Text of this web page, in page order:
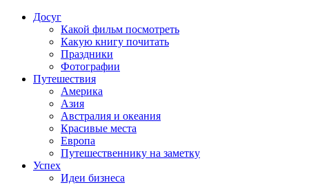
Досуг
Какой фильм посмотреть
Какую книгу почитать
Праздники
Фотографии
Путешествия
Америка
Азия
Австралия и океания
Красивые места
Европа
Путешественнику на заметку
Успех
Идеи бизнеса